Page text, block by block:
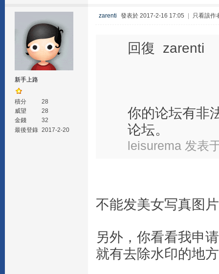
新手上路
積分
28
威望
28
金錢
32
最後登錄 2017-2-20
zarenti 發表於 2017-2-16 17:05 只看該作
回復 zarenti
你的论坛有非
论坛。
leisurema 发表
不能发美女写真图
另外，你看看我申
就有去除水印的地